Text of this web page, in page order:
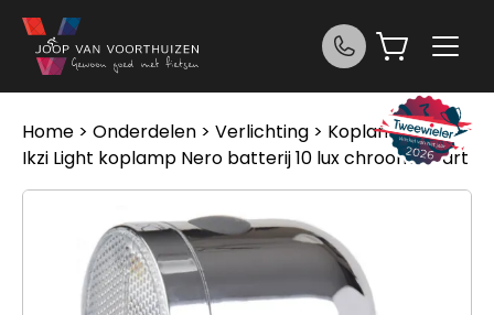
Ga naar de inhoud
Home > Onderdelen > Verlichting > Koplampen>
Ikzi Light koplamp Nero batterij 10 lux chroom Zwart